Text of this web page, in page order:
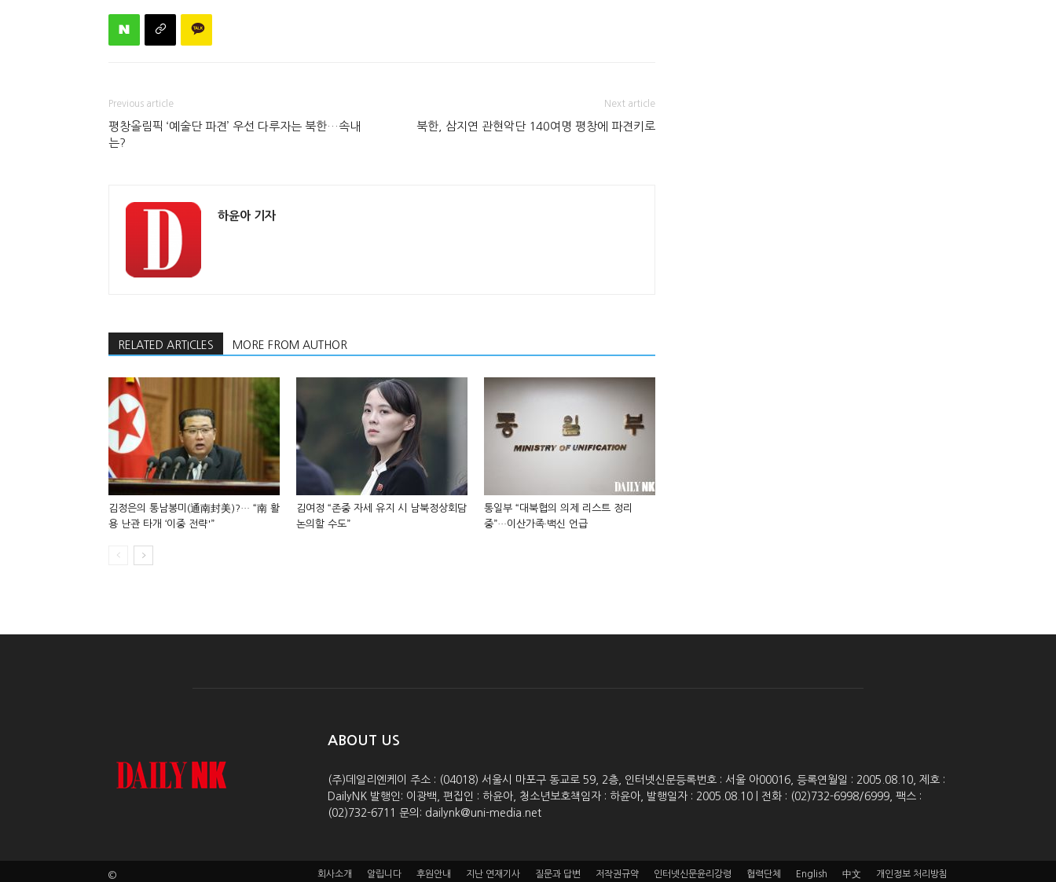
Previous article
평창올림픽 ‘예술단 파견’ 우선 다루자는 북한…속내
는?
Next article
북한, 삼지연 관현악단 140여명 평창에 파견키로
하윤아 기자
RELATED ARTICLES MORE FROM AUTHOR
김정은의 통남봉미(通南封美)?… “南 활
용 난관 타개 ‘이중 전략'”
김여정 “존중 자세 유지 시 남북정상회담
논의할 수도”
통일부 “대북협의 의제 리스트 정리
중”…이산가족·백신 언급
ABOUT US
(주)데일리엔케이 주소 : (04018) 서울시 마포구 동교로 59, 2층, 인터넷신문등록번호 : 서울 아00016, 등록연월일 : 2005.08.10, 제호 :
DailyNK 발행인: 이광백, 편집인 : 하윤아, 청소년보호책임자 : 하윤아, 발행일자 : 2005.08.10 | 전화 : (02)732-6998/6999, 팩스 :
(02)732-6711 문의: dailynk@uni-media.net
회사소개 알립니다 후원안내 지난 연재기사 질문과 답변 저작권규약 인터넷신문윤리강령 협력단체 English 中文 개인정보 처리방침
©